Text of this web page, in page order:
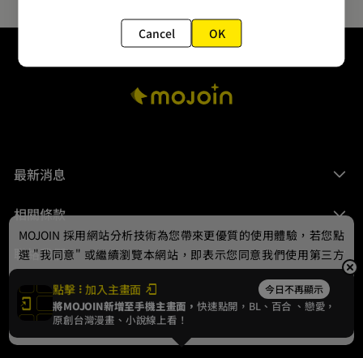
最新消息
相關條款
聯絡我們
© 2024 gamania Digital Entertainment Co., Ltd.
點擊 加入主畫面 今日不再顯示
將MOJOIN新增至手機主畫面，快速點開，BL、 百合 、戀愛，
原創台灣漫畫、小說線上看！
MOJOIN 採用網站分析技術為您帶來更優質的使用體驗，若您點
選 "我同意" 或繼續瀏覽本網站，即表示您同意我們使用第三方
Cookie，欲瞭解更多資訊請見隱私權政策。
我同意
Cancel OK